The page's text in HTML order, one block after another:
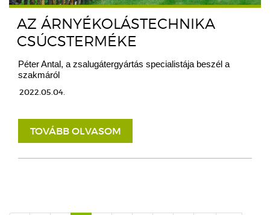
AZ ÁRNYÉKOLÁSTECHNIKA
CSÚCSTERMÉKE
Péter Antal, a zsalugátergyártás specialistája beszél a
szakmáról
2022.05.04.
TOVÁBB OLVASOM